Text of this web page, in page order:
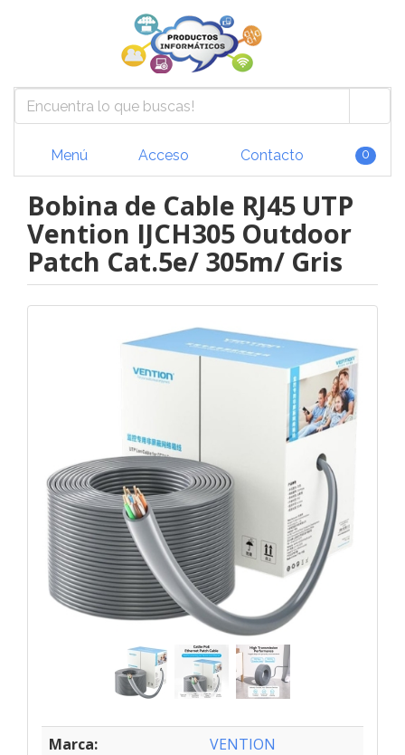
Menú Acceso Contacto 0
Bobina de Cable RJ45 UTP
Vention IJCH305 Outdoor
Patch Cat.5e/ 305m/ Gris
Marca:
VENTION